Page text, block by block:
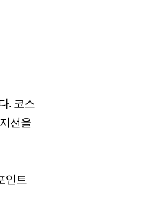
. 코스
선을
인트